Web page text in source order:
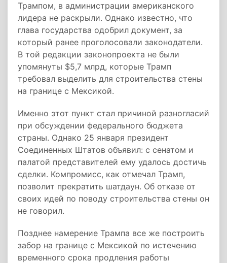
Трампом, в администрации американского
лидера не раскрыли. Однако известно, что
глава государства одобрил документ, за
который ранее проголосовали законодатели.
В той редакции законопроекта не были
упомянуты $5,7 млрд, которые Трамп
требовал выделить для строительства стены
на границе с Мексикой.
Именно этот пункт стал причиной разногласий
при обсуждении федерального бюджета
страны. Однако 25 января президент
Соединенных Штатов объявил: с сенатом и
палатой представителей ему удалось достичь
сделки. Компромисс, как отмечал Трамп,
позволит прекратить шатдаун. Об отказе от
своих идей по поводу строительства стены он
не говорил.
Позднее намерение Трампа все же построить
забор на границе с Мексикой по истечению
временного срока продления работы